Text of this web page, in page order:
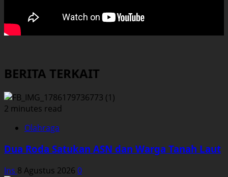
BERITA TERKAIT
2 minutes read
Olahraga
Dua Roda Satukan ASN dan Warga Tanah Laut
Ins 8 Agustus 2026 0